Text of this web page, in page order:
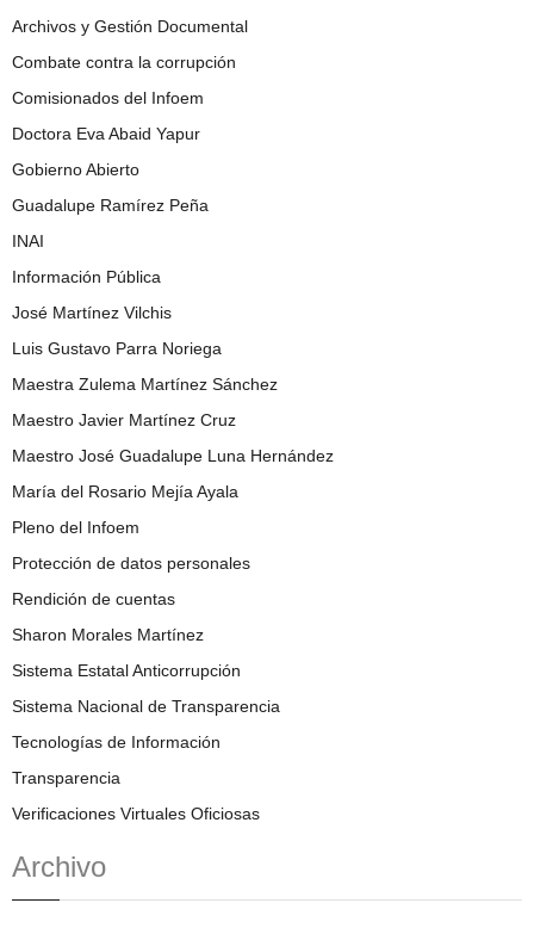
Archivos y Gestión Documental
Combate contra la corrupción
Comisionados del Infoem
Doctora Eva Abaid Yapur
Gobierno Abierto
Guadalupe Ramírez Peña
INAI
Información Pública
José Martínez Vilchis
Luis Gustavo Parra Noriega
Maestra Zulema Martínez Sánchez
Maestro Javier Martínez Cruz
Maestro José Guadalupe Luna Hernández
María del Rosario Mejía Ayala
Pleno del Infoem
Protección de datos personales
Rendición de cuentas
Sharon Morales Martínez
Sistema Estatal Anticorrupción
Sistema Nacional de Transparencia
Tecnologías de Información
Transparencia
Verificaciones Virtuales Oficiosas
Archivo